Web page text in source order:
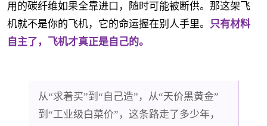
用的碳纤维如果全靠进口，随时可能被断供。那这架飞
机就不是你的飞机，它的命运握在别人手里。 只有材料
自主了，飞机才真正是自己的。
从“求着买”到“自己造”，从“天价黑黄金”
到“工业级白菜价”，这条路走了多少年，